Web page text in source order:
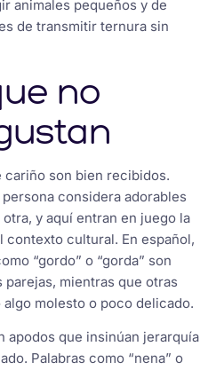
animales pequeños y de
de transmitir ternura sin
no
cariño son bien recibidos.
considera adorables
y aquí entran en juego la
contexto cultural. En español,
“gordo” o “gorda” son
mientras que otras
molesto o poco delicado.
apodos que insinúan jerarquía
Palabras como “nena” o